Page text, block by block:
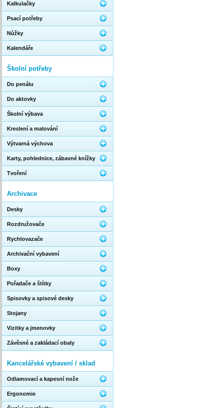
Kalkulačky
Psací potřeby
Nůžky
Kalendáře
Školní potřeby
Do penálu
Do aktovky
Školní výbava
Kreslení a malování
Výtvarná výchova
Karty, pohlednice, zábavné knížky
Tvoření
Archivace
Desky
Rozdružovače
Rychlovazače
Archivační vybavení
Boxy
Pořadače a štítky
Spisovky a spisové desky
Stojany
Vizitky a jmenovky
Závěsné a zakládací obaly
Kancelářské vybavení / sklad
Odlamovací a kapesní nože
Ergonomie